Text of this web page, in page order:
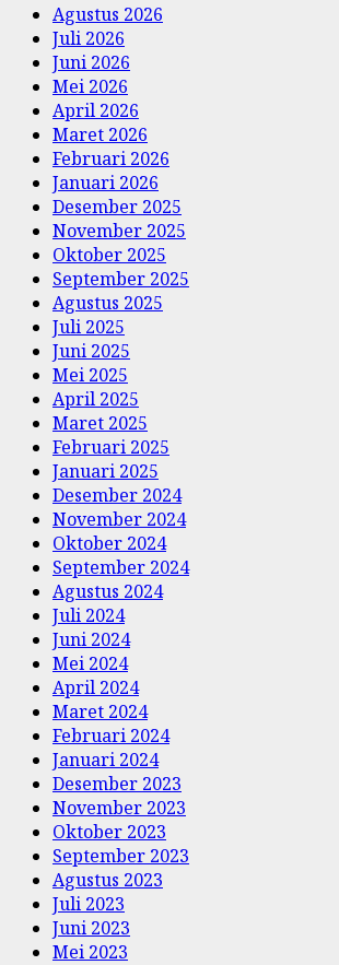
Agustus 2026
Juli 2026
Juni 2026
Mei 2026
April 2026
Maret 2026
Februari 2026
Januari 2026
Desember 2025
November 2025
Oktober 2025
September 2025
Agustus 2025
Juli 2025
Juni 2025
Mei 2025
April 2025
Maret 2025
Februari 2025
Januari 2025
Desember 2024
November 2024
Oktober 2024
September 2024
Agustus 2024
Juli 2024
Juni 2024
Mei 2024
April 2024
Maret 2024
Februari 2024
Januari 2024
Desember 2023
November 2023
Oktober 2023
September 2023
Agustus 2023
Juli 2023
Juni 2023
Mei 2023